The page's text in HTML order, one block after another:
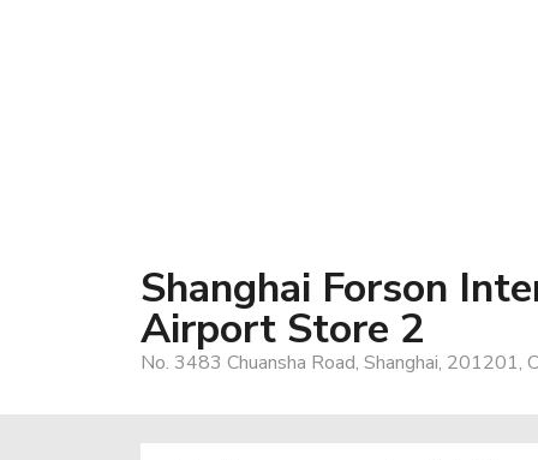
Shanghai Forson
Airport Store 2
No. 3483 Chuansha Road, Shanghai, 201201,